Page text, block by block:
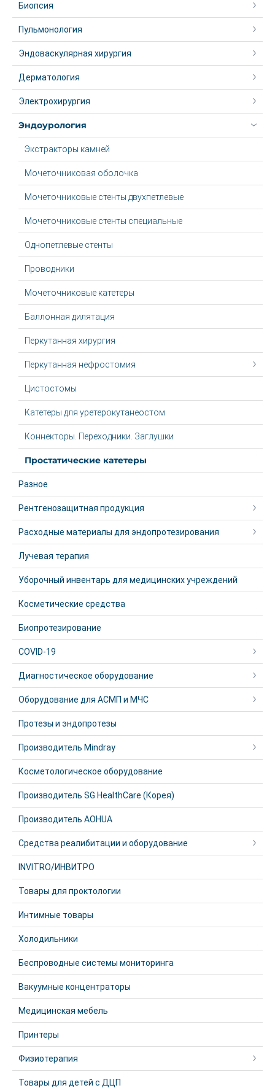
Биопсия
Пульмонология
Эндоваскулярная хирургия
Дерматология
Электрохирургия
Эндоурология
Экстракторы камней
Мочеточниковая оболочка
Мочеточниковые стенты двухпетлевые
Мочеточниковые стенты специальные
Однопетлевые стенты
Проводники
Мочеточниковые катетеры
Баллонная дилятация
Перкутанная хирургия
Перкутанная нефростомия
Цистостомы
Катетеры для уретерокутанеостом
Коннекторы. Переходники. Заглушки
Простатические катетеры
Разное
Рентгенозащитная продукция
Расходные материалы для эндопротезирования
Лучевая терапия
Уборочный инвентарь для медицинских учреждений
Косметические средства
Биопротезирование
COVID-19
Диагностическое оборудование
Оборудование для АСМП и МЧС
Протезы и эндопротезы
Производитель Mindray
Косметологическое оборудование
Производитель SG HealthCare (Корея)
Производитель AOHUA
Средства реалибитации и оборудование
INVITRO/ИНВИТРО
Товары для проктологии
Интимные товары
Холодильники
Беспроводные системы мониторинга
Вакуумные концентраторы
Медицинская мебель
Принтеры
Физиотерапия
Товары для детей с ДЦП